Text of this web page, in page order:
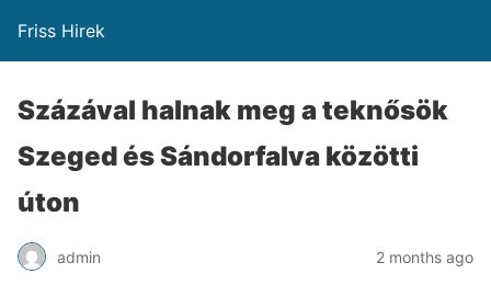
Friss Hirek
Százával halnak meg a teknősök
Szeged és Sándorfalva közötti
úton
admin 2 months ago